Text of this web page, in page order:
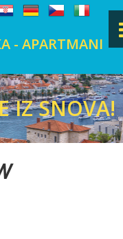
- APARTMANI
HVAR
IZ SNOVA!
IZ SNOVA!
IZ SNOVA!
IZ SNOVA!
IZ SNOVA!
IZ SNOVA!
IZ SNOVA!
IZ SNOVA!
IZ SNOVA!
IZ SNOVA!